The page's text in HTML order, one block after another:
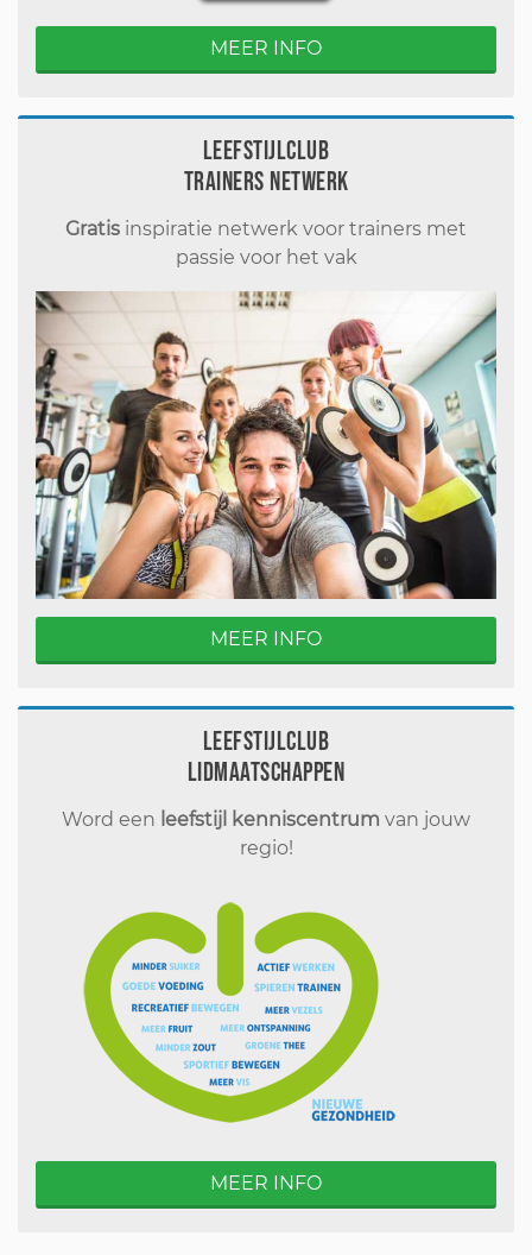
MEER INFO
Leefstijlclub
Trainers Netwerk
Gratis inspiratie netwerk voor trainers met
passie voor het vak
MEER INFO
Leefstijlclub
Lidmaatschappen
Word een leefstijl kenniscentrum van jouw
regio!
MEER INFO